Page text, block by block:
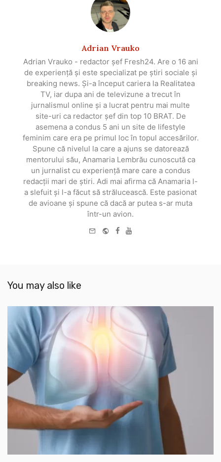
Adrian Vrauko
Adrian Vrauko - redactor șef Fresh24. Are o 16 ani
de experiență și este specializat pe știri sociale și
breaking news. Și-a început cariera la Realitatea
TV, iar dupa ani de televizune a trecut în
jurnalismul online și a lucrat pentru mai multe
site-uri ca redactor șef din top 10 BRAT. De
asemena a condus 5 ani un site de lifestyle
feminim care era pe primul loc în topul accesărilor.
Spune că nivelul la care a ajuns se datorează
mentorului său, Anamaria Lembrău cunoscută ca
un jurnalist cu experiență mare care a condus
redacții mari de știri. Adi mai afirma că Anamaria l-
a slefuit și l-a făcut să strălucească. Este pasionat
de avioane și spune că dacă ar putea s-ar muta
într-un avion.
e-
WebsiteFacebook
You may also like